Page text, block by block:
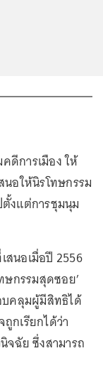
ดีการเมือง ให้
อให้นิรโทษกรรม
งแต่การชุมนุม
สนอเมื่อปี 2556
ษกรรมสุดซอย’
บคลุมผู้มีสิทธิได้
กเรียกได้ว่า
จฉัย ซึ่งสามารถ